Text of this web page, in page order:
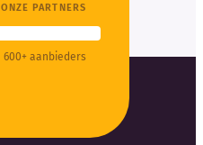
ONZE PARTNERS
600+ aanbieders